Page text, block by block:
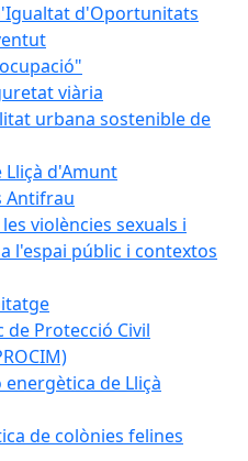
d'Oportunitats
viària
urbana sostenible de
Lliçà d'Amunt
Antifrau
violències sexuals i
l'espai públic i contextos
Protecció Civil
de Lliçà
de colònies felines